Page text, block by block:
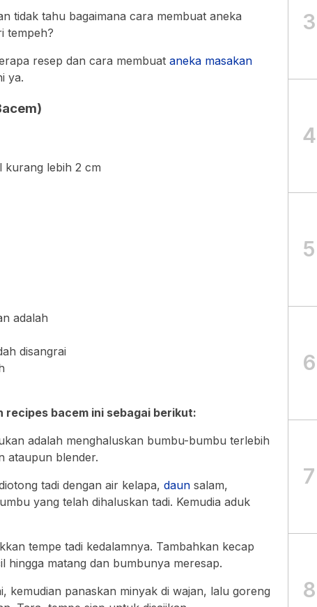
tidak tahu bagaimana cara membuat aneka
tempeh?
resep dan cara membuat aneka masakan
ya.
kurang lebih 2 cm
adalah
disangrai
recipes bacem ini sebagai berikut:
adalah menghaluskan bumbu-bumbu terlebih
ataupun blender.
tadi dengan air kelapa, daun salam,
yang telah dihaluskan tadi. Kemudia aduk
tempe tadi kedalamnya. Tambahkan kecap
hingga matang dan bumbunya meresap.
kemudian panaskan minyak di wajan, lalu goreng
3
4
5
6
7
8